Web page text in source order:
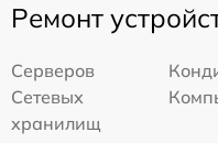
Ремонт
Серверов
Сетевых
хранилищ